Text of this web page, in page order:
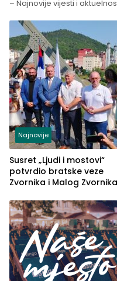
– Najnovije vijesti i
Najnovije
Susret „Ljudi i mostovi“
potvrdio bratske veze
Zvornika i Malog Zvornika